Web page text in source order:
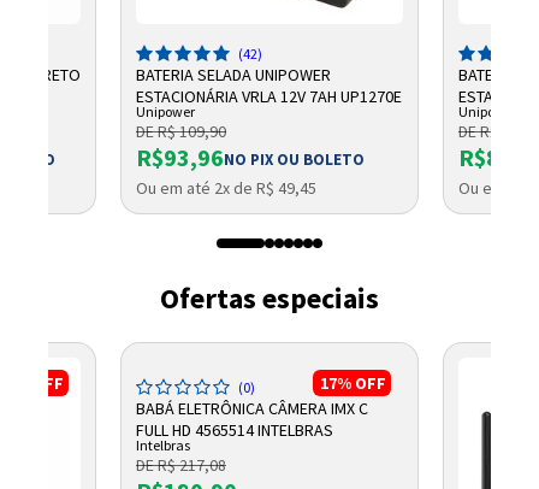
W9 PRETO
(42)
BATERIA SELADA UNIPOWER
ESTACIONÁRIA VRLA 12V 7AH UP1270E
Unipower
DE R$ 109,90
R$93,96NO PIX OU BOLETO
Ou em até 2x de R$ 49,45
BATERIA
7AH F187
Unipower
DE R$ 99,90
Ou em até
Ofertas especiais
OFF 17% OFF
(0)
BABÁ ELETRÔNICA CÂMERA IMX C
FULL HD 4565514 INTELBRAS
Intelbras
DE R$ 217,08